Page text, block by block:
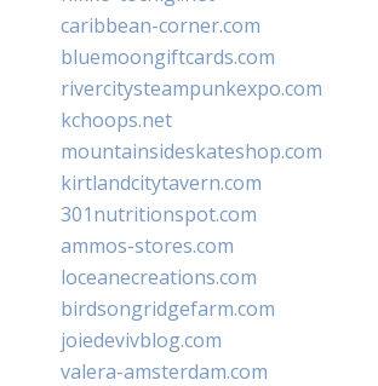
caribbean-corner.com
bluemoongiftcards.com
rivercitysteampunkexpo.com
kchoops.net
mountainsideskateshop.com
kirtlandcitytavern.com
301nutritionspot.com
ammos-stores.com
loceanecreations.com
birdsongridgefarm.com
joiedevivblog.com
valera-amsterdam.com